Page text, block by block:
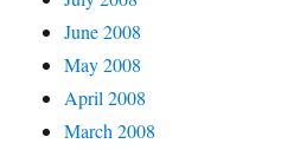
June 2008
May 2008
April 2008
March 2008